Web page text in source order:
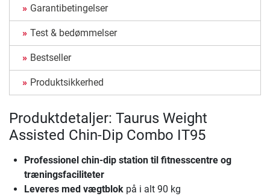
Garantibetingelser
Test & bedømmelser
Bestseller
Produktsikkerhed
Produktdetaljer: Taurus Weight
Assisted Chin-Dip Combo IT95
Professionel chin-dip station til fitnesscentre og
træningsfaciliteter
Leveres med vægtblok på i alt 90 kg